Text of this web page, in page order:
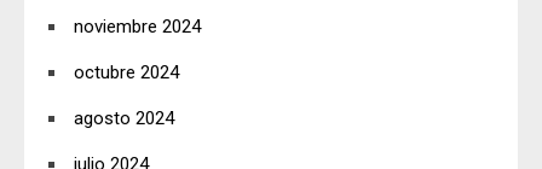
noviembre 2024
octubre 2024
agosto 2024
julio 2024